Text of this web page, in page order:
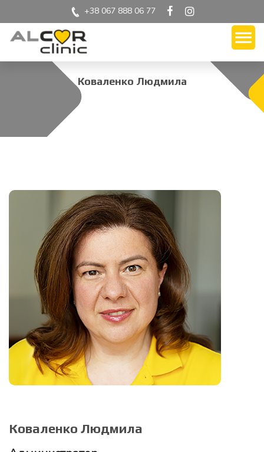
+38 067 888 06 77
Коваленко Людмила
Коваленко Людмила